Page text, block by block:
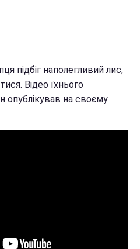
підбіг наполегливий лис,
Відео їхнього
опублікував на своєму